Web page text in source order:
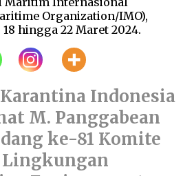
Organization/IMO),
hingga 22 Maret 2024.
Indonesia
M. Panggabean
ke-81 Komite